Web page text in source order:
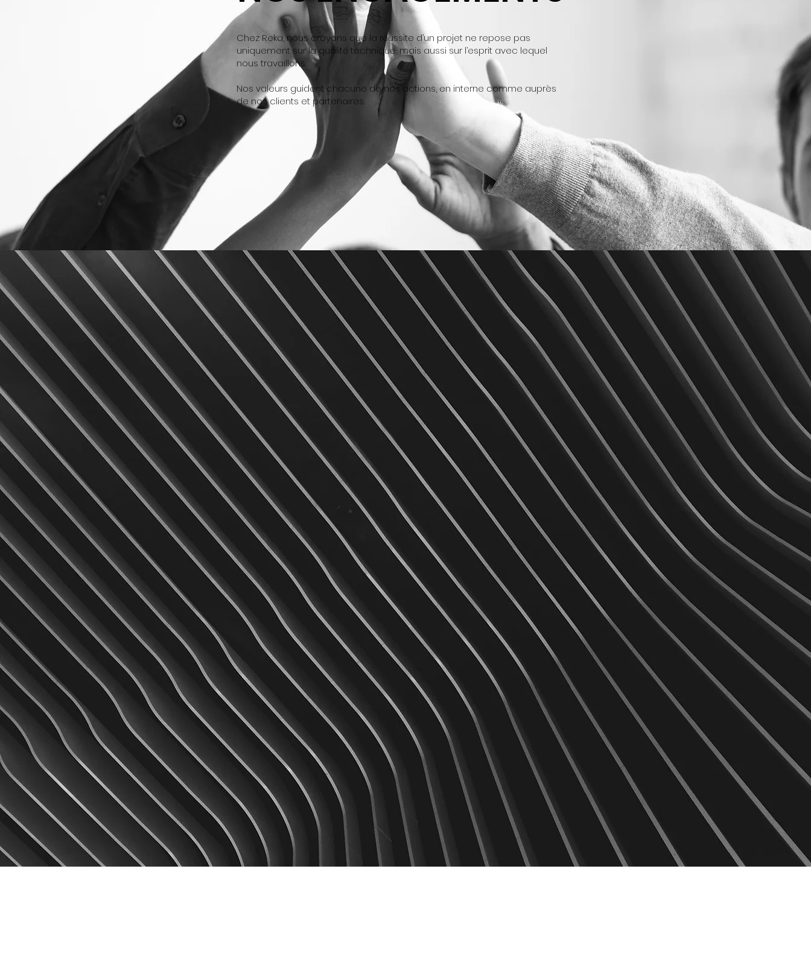
Chez Reka, nous croyons que la réussite d’un projet ne repose pas
uniquement sur la qualité technique, mais aussi sur l’esprit avec lequel
nous travaillons.
Nos valeurs guident chacune de nos actions, en interne comme auprès
de nos clients et partenaires.
1
Nous plaçons l’humain au cœur
de notre entreprise. Le respect
mutuel, la bienveillance et
l’écoute guident nos relations
au quotidien.
RESPONSABILITÉ
Nous croyons en la
responsabilité individuelle et
collective. Chaque
collaborateur est encouragé à
s’engager pleinement, avec
autonomie et confiance.
3
ESPRIT D'ÉQUIPE
Chez nous, la réussite est
toujours collective.
Coopération, entraide et
intelligence partagée sont nos
moteurs.
4
Chaque détail compte. Nous
mettons un point d’honneur à
offrir des prestations précises,
fiables et adaptées aux
attentes de nos clients. La
qualité est au cœur de nos
engagements.
MAÎTRISE TECHNIQUE
Experts de l’impression, nous
mettons nos compétences au
service de la créativité et de
l’innovation. Notre savoir-faire
est notre meilleure garantie de
confiance.
ENGAGEMENT DURABLE
Nous travaillons avec
responsabilité, en privilégiant des
solutions respectueuses de
l’environnement et des
partenariats durables avec nos
clients comme avec nos
fournisseurs.